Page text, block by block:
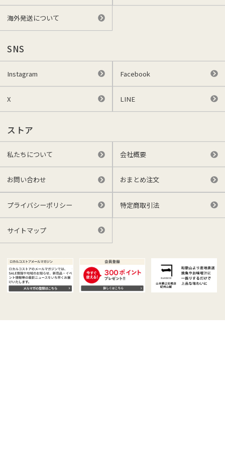
海外発送について
SNS
Instagram Facebook
X LINE
ストア
私たちについて 会社概要
お問い合わせ おまとめ注文
プライバシーポリシー 特定商取引法
サイトマップ